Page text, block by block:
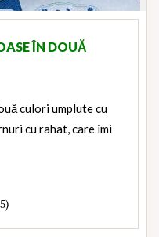
ÎN DOUĂ
culori umplute cu
cu rahat, care îmi